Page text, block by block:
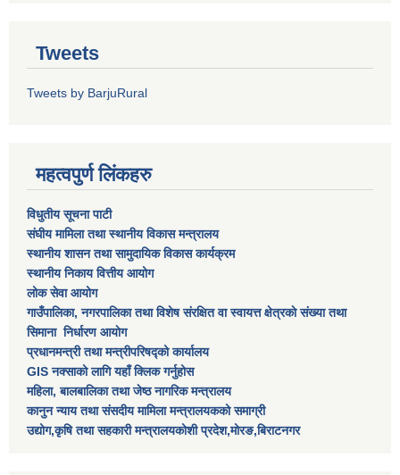
Tweets
Tweets by BarjuRural
महत्वपुर्ण लिंकहरु
विधुतीय सूचना पाटी
संघीय मामिला तथा स्थानीय विकास मन्त्रालय
स्थानीय शासन तथा सामुदायिक विकास कार्यक्रम
स्थानीय निकाय वित्तीय आयोग
लोक सेवा आयोग
गाउँपालिका, नगरपालिका तथा विशेष स‌ंरक्षित वा स्वायत्त क्षेत्रकाे स‌ंख्या तथा
सिमाना निर्धारण आयाेग
प्रधानमन्त्री तथा मन्त्रीपरिषद्को कार्यालय
GIS नक्साको लागि यहाँ क्लिक गर्नुहोस
महिला, बालबालिका तथा जेष्ठ नागरिक मन्त्रालय
कानुन न्याय तथा संसदीय मामिला मन्त्रालयकको समाग्री
उद्योग,कृषि तथा सहकारी मन्त्रालयकोशी प्रदेश,मोरङ,बिराटनगर